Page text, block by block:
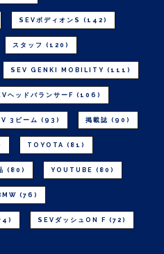
SEVボディオンS (142)
スタッフ (120)
SEV GENKI MOBILITY (111)
ヘッドバランサーF (106)
3ビーム (93) 掲載誌 (90)
TOYOTA (81)
(80) YOUTUBE (80)
(76)
SEVダッシュON F (72)